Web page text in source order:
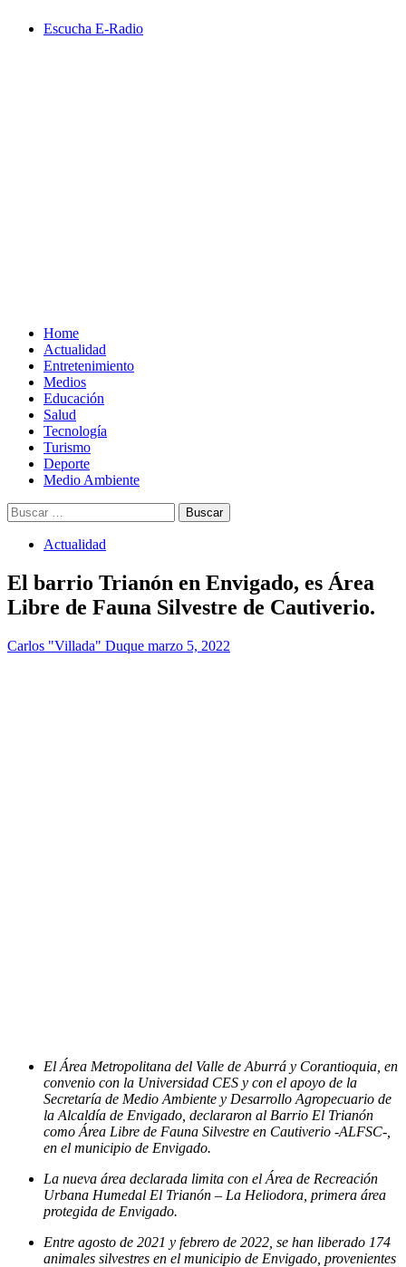
Escucha E-Radio
Home
Actualidad
Entretenimiento
Medios
Educación
Salud
Tecnología
Turismo
Deporte
Medio Ambiente
Buscar:
Actualidad
El barrio Trianón en Envigado, es Área
Libre de Fauna Silvestre de Cautiverio.
Carlos "Villada" Duque marzo 5, 2022
El Área Metropolitana del Valle de Aburrá y Corantioquia, en
convenio con la Universidad CES y con el apoyo de la
Secretaría de Medio Ambiente y Desarrollo Agropecuario de
la Alcaldía de Envigado, declararon al Barrio El Trianón
como Área Libre de Fauna Silvestre en Cautiverio -ALFSC-,
en el municipio de Envigado.
La nueva área declarada limita con el Área de Recreación
Urbana Humedal El Trianón – La Heliodora, primera área
protegida de Envigado.
Entre agosto de 2021 y febrero de 2022, se han liberado 174
animales silvestres en el municipio de Envigado, provenientes